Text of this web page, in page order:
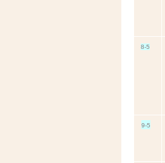
8-5
9-5